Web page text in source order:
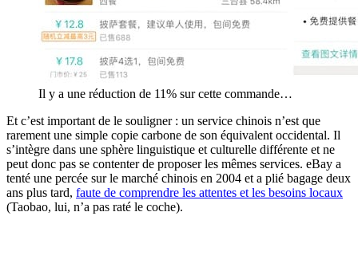
Il y a une réduction de 11% sur cette commande…
Et c’est important de le souligner : un service chinois n’est que
rarement une simple copie carbone de son équivalent occidental. Il
s’intègre dans une sphère linguistique et culturelle différente et ne
peut donc pas se contenter de proposer les mêmes services. eBay a
tenté une percée sur le marché chinois en 2004 et a plié bagage deux
ans plus tard, faute de comprendre les attentes et les besoins locaux
(Taobao, lui, n’a pas raté le coche).